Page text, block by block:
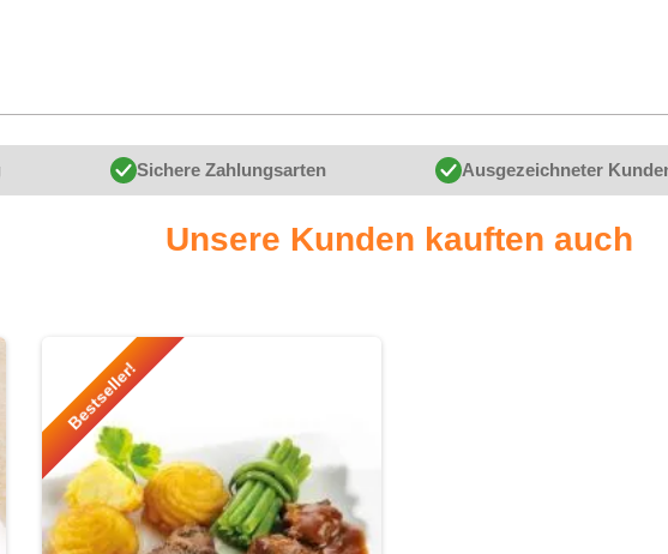
Sichere Zahlungsarten Ausgezeichneter
Unsere Kunden kauften auch
Bestseller!